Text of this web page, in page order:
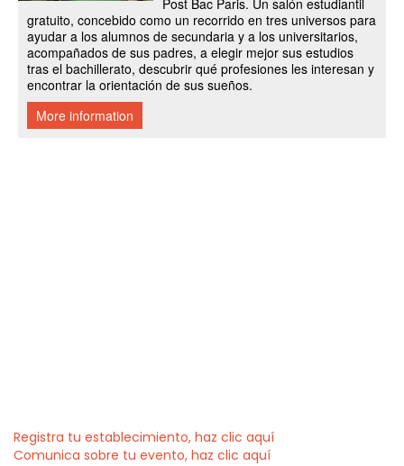
Registra tu establecimiento, haz clic aquí
Comunica sobre tu evento, haz clic aquí